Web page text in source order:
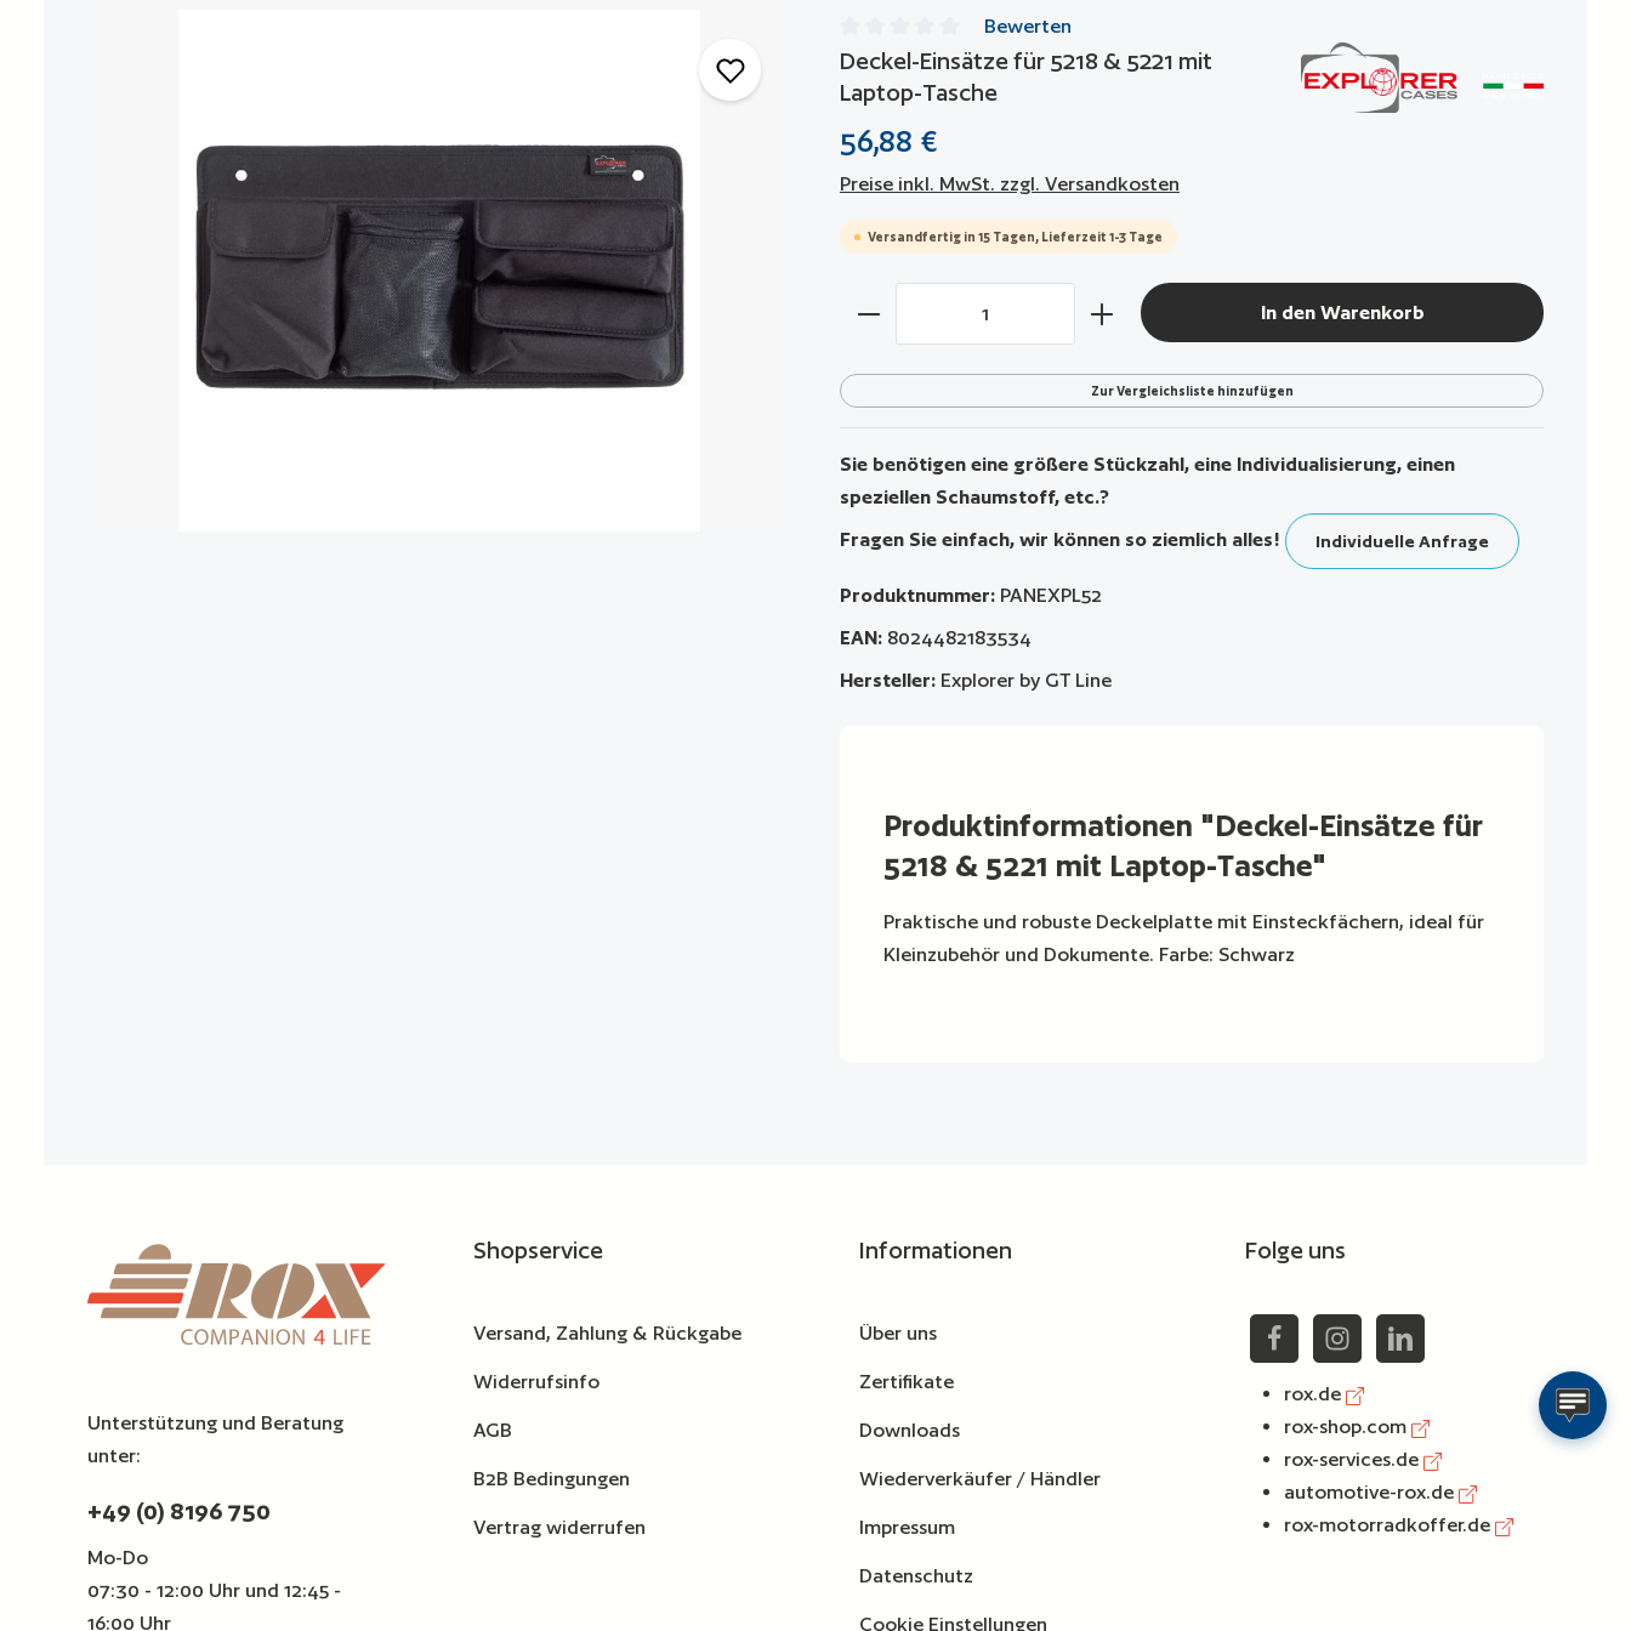
Durchschnittliche Bewertung von 0 von 5 Sternen
Bewerten
Deckel-Einsätze für 5218 & 5221 mit
Laptop-Tasche
56,88 €
Preise inkl. MwSt. zzgl. Versandkosten
Versandfertig in 15 Tagen, Lieferzeit 1-3 Tage
Produkt Anzahl: Gib den gewünschten Wert ein oder benutze die
In den Warenkorb
Zur Vergleichsliste hinzufügen
Sie benötigen eine größere Stückzahl, eine Individualisierung, einen
speziellen Schaumstoff, etc.?
Fragen Sie einfach, wir können so ziemlich alles!
Individuelle Anfrage
Produktnummer: PANEXPL52
EAN: 8024482183534
Hersteller: Explorer by GT Line
Produktinformationen "Deckel-Einsätze für
5218 & 5221 mit Laptop-Tasche"
Praktische und robuste Deckelplatte mit Einsteckfächern, ideal für
Kleinzubehör und Dokumente. Farbe: Schwarz
Unterstützung und Beratung
unter:
+49 (0) 8196 750
Mo-Do
07:30 - 12:00 Uhr und 12:45 -
16:00 Uhr
Shopservice
Versand, Zahlung & Rückgabe
Widerrufsinfo
AGB
B2B Bedingungen
Vertrag widerrufen
Informationen
Über uns
Zertifikate
Downloads
Wiederverkäufer / Händler
Impressum
Datenschutz
Cookie Einstellungen
Folge uns
rox.de
rox-shop.com
rox-services.de
automotive-rox.de
rox-motorradkoffer.de